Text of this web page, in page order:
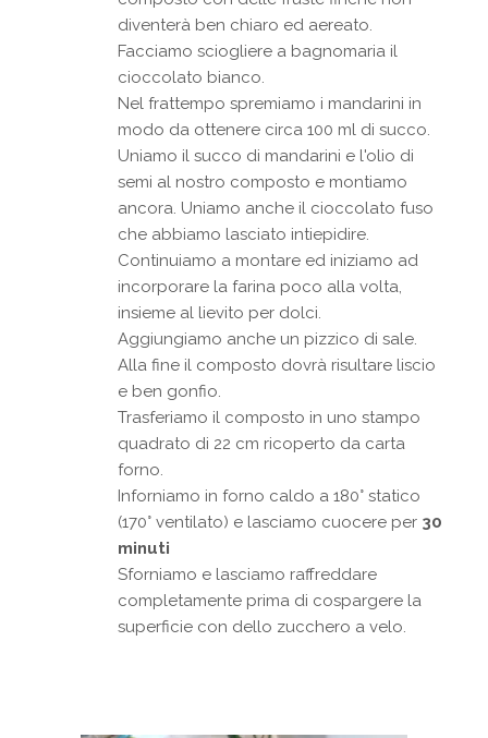
diventerà ben chiaro ed aereato.
Facciamo sciogliere a bagnomaria il
cioccolato bianco.
Nel frattempo spremiamo i mandarini in
modo da ottenere circa 100 ml di succo.
Uniamo il succo di mandarini e l'olio di
semi al nostro composto e montiamo
ancora. Uniamo anche il cioccolato fuso
che abbiamo lasciato intiepidire.
Continuiamo a montare ed iniziamo ad
incorporare la farina poco alla volta,
insieme al lievito per dolci.
Aggiungiamo anche un pizzico di sale.
Alla fine il composto dovrà risultare liscio
e ben gonfio.
Trasferiamo il composto in uno stampo
quadrato di 22 cm ricoperto da carta
forno.
Inforniamo in forno caldo a 180° statico
(170° ventilato) e lasciamo cuocere per 30
minuti
Sforniamo e lasciamo raffreddare
completamente prima di cospargere la
superficie con dello zucchero a velo.